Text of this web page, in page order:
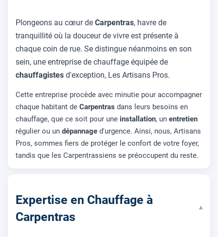
Plongeons au cœur de Carpentras, havre de
tranquillité où la douceur de vivre est présente à
chaque coin de rue. Se distingue néanmoins en son
sein, une entreprise de chauffage équipée de
chauffagistes d'exception, Les Artisans Pros.
Cette entreprise procède avec minutie pour accompagner
chaque habitant de Carpentras dans leurs besoins en
chauffage, que ce soit pour une installation, un entretien
régulier ou un dépannage d'urgence. Ainsi, nous, Artisans
Pros, sommes fiers de protéger le confort de votre foyer,
tandis que les Carpentrassiens se préoccupent du reste.
Expertise en Chauffage à
Carpentras
▾